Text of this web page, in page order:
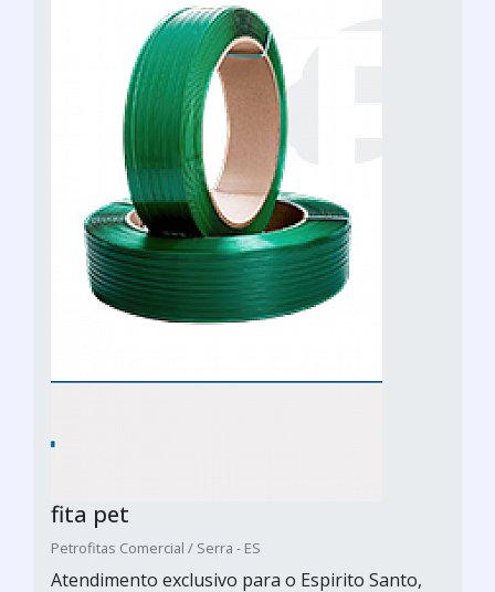
fita pet
Petrofitas Comercial / Serra - ES
Atendimento exclusivo para o Espirito Santo,